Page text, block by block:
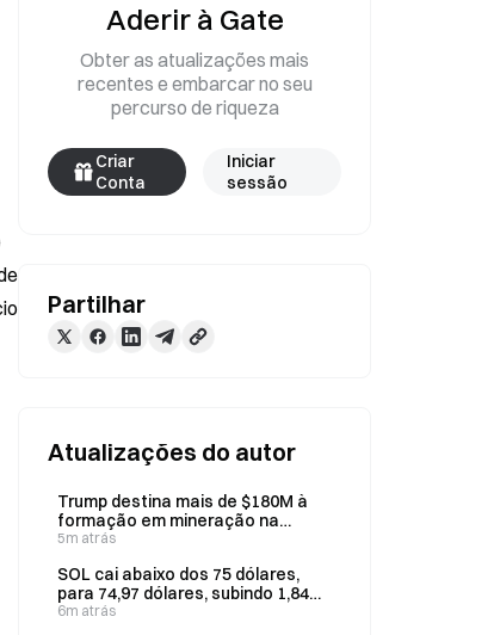
Aderir à Gate
Obter as atualizações mais
recentes e embarcar no seu
percurso de riqueza
Criar
Conta
Iniciar
sessão
Partilhar
Atualizações do autor
Trump destina mais de $180M à
formação em mineração na
sexta-feira; Tribunal de Recurso
baile da Casa Branca
5m atrás
SOL cai abaixo dos 75 dólares,
para 74,97 dólares, subindo 1,84%
em 24 horas
6m atrás